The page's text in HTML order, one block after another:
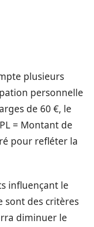
plusieurs
personnelle
de 60 €, le
= Montant de
pour refléter la
influençant le
sont des critères
diminuer le